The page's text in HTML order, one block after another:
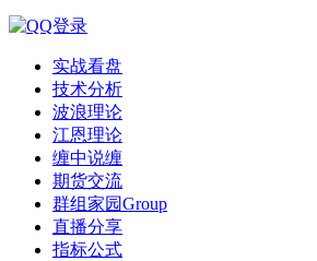
实战看盘
技术分析
波浪理论
江恩理论
缠中说缠
期货交流
群组家园Group
直播分享
指标公式